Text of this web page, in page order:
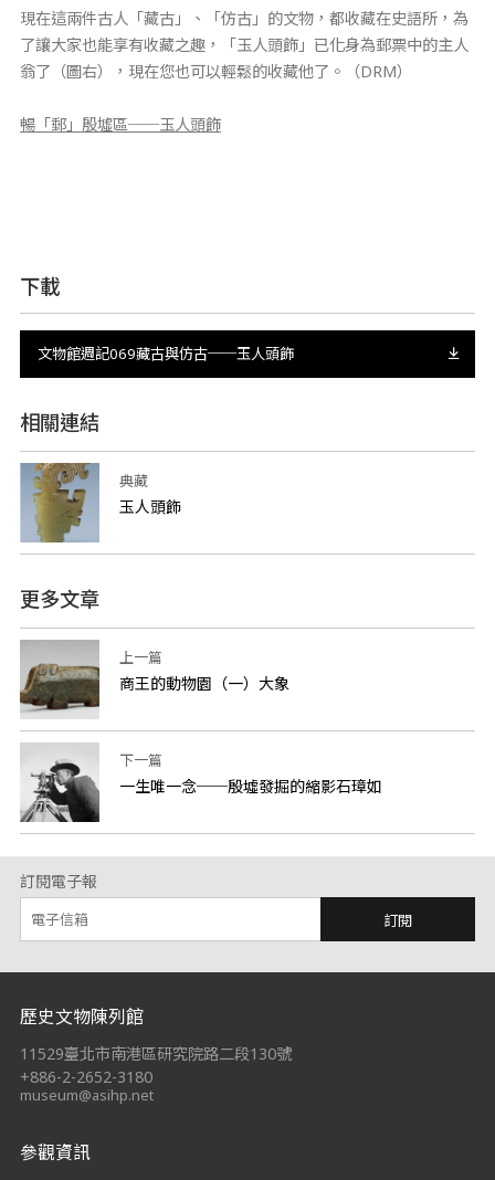
現在這兩件古人「藏古」、「仿古」的文物，都收藏在史語所，為
了讓大家也能享有收藏之趣，「玉人頭飾」已化身為郵票中的主人
翁了（圖右），現在您也可以輕鬆的收藏他了。（DRM）
暢「郵」殷墟區──玉人頭飾
下載
文物館週記069藏古與仿古──玉人頭飾
相關連結
典藏
玉人頭飾
更多文章
上一篇
商王的動物園（一）大象
下一篇
一生唯一念──殷墟發掘的縮影石璋如
訂閱電子報
訂閱
:::
歷史文物陳列館
11529臺北市南港區研究院路二段130號
+886-2-2652-3180
museum@asihp.net
參觀資訊